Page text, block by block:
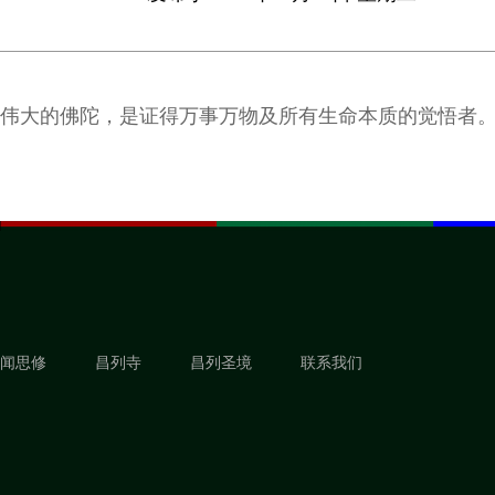
伟大的佛陀，是证得万事万物及所有生命本质的觉悟者
闻思修 昌列寺 昌列圣境 联系我们